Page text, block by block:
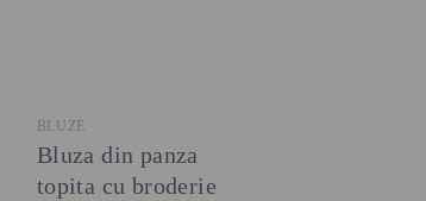
BLUZE
Bluza din panza
topita cu broderie